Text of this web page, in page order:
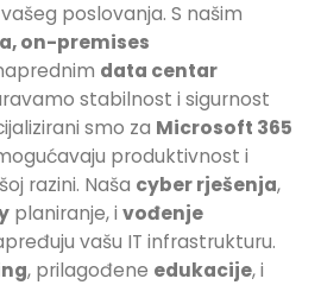
poslovanja. S našim
on-premises
data centar
stabilnost i sigurnost
smo za Microsoft 365
produktivnost i
razini. Naša cyber rješenja,
planiranje, i vođenje
vašu IT infrastrukturu.
, prilagođene edukacije, i